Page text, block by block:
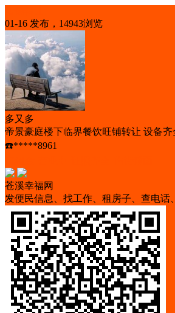
01-16 发布，14943浏览
多又多
帝景豪庭楼下临界餐饮旺铺转让 设备
☎️*****8961
苍溪幸福网
发便民信息、找工作、租房子、查电话